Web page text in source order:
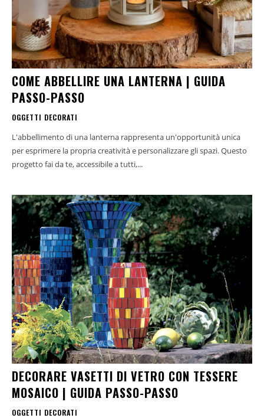
COME ABBELLIRE UNA LANTERNA | GUIDA
PASSO-PASSO
OGGETTI DECORATI
L'abbellimento di una lanterna rappresenta un'opportunità unica
per esprimere la propria creatività e personalizzare gli spazi. Questo
progetto fai da te, accessibile a tutti,...
DECORARE VASETTI DI VETRO CON TESSERE
MOSAICO | GUIDA PASSO-PASSO
OGGETTI DECORATI